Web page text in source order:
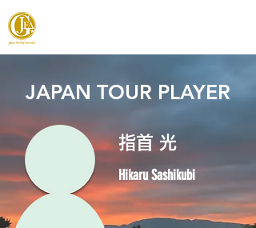
JAPAN TOUR PLAYER
指首 光
Hikaru Sashikubi